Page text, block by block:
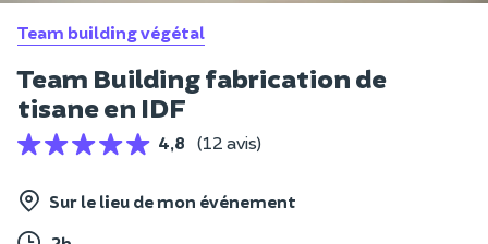
Team building végétal
Team Building fabrication de
tisane en IDF
4,8 (12 avis)
Sur le lieu de mon événement